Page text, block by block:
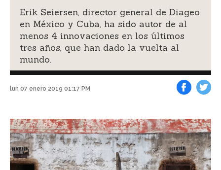
Erik Seiersen, director general de Diageo
en México y Cuba, ha sido autor de al
menos 4 innovaciones en los últimos
tres años, que han dado la vuelta al
mundo.
lun 07 enero 2019 01:17 PM